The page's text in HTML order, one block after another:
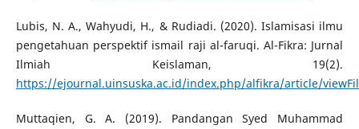
Lubis, N. A., Wahyudi, H., & Rudiadi. (2020). Islamisasi ilmu
pengetahuan perspektif ismail raji al-faruqi. Al-Fikra: Jurnal
Ilmiah Keislaman, 19(2).
https://ejournal.uinsuska.ac.id/index.php/alfikra/article/
Muttaqien, G. A. (2019). Pandangan Syed Muhammad